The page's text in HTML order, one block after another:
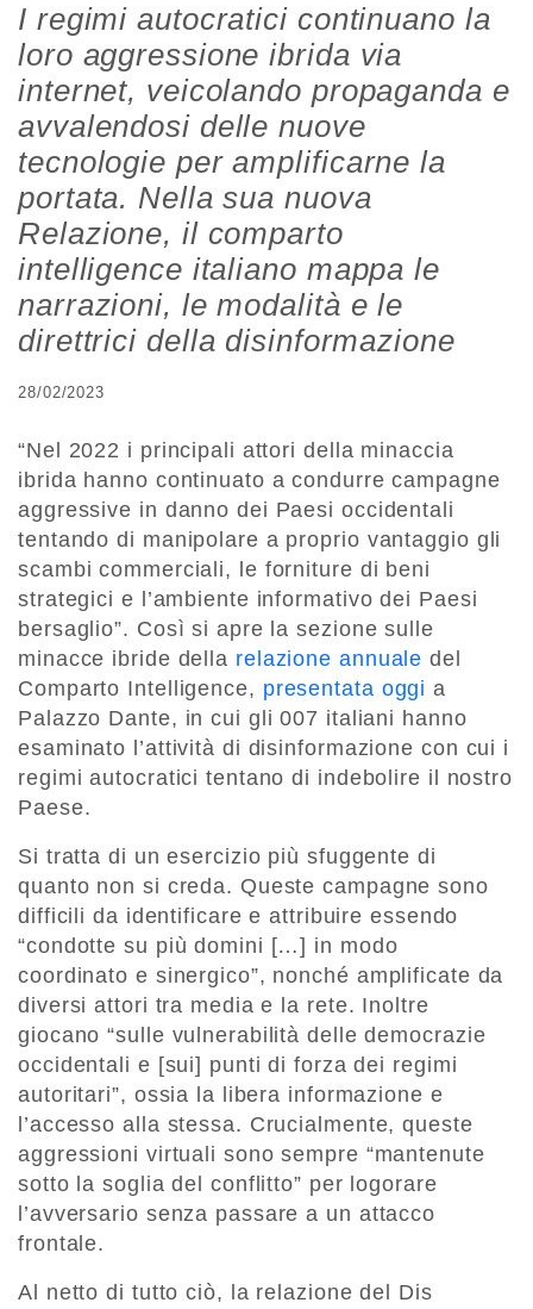
I regimi autocratici continuano la
loro aggressione ibrida via
internet, veicolando propaganda e
avvalendosi delle nuove
tecnologie per amplificarne la
portata. Nella sua nuova
Relazione, il comparto
intelligence italiano mappa le
narrazioni, le modalità e le
direttrici della disinformazione
28/02/2023
“Nel 2022 i principali attori della minaccia
ibrida hanno continuato a condurre campagne
aggressive in danno dei Paesi occidentali
tentando di manipolare a proprio vantaggio gli
scambi commerciali, le forniture di beni
strategici e l’ambiente informativo dei Paesi
bersaglio”. Così si apre la sezione sulle
minacce ibride della relazione annuale del
Comparto Intelligence, presentata oggi a
Palazzo Dante, in cui gli 007 italiani hanno
esaminato l’attività di disinformazione con cui i
regimi autocratici tentano di indebolire il nostro
Paese.
Si tratta di un esercizio più sfuggente di
quanto non si creda. Queste campagne sono
difficili da identificare e attribuire essendo
“condotte su più domini […] in modo
coordinato e sinergico”, nonché amplificate da
diversi attori tra media e la rete. Inoltre
giocano “sulle vulnerabilità delle democrazie
occidentali e [sui] punti di forza dei regimi
autoritari”, ossia la libera informazione e
l’accesso alla stessa. Crucialmente, queste
aggressioni virtuali sono sempre “mantenute
sotto la soglia del conflitto” per logorare
l’avversario senza passare a un attacco
frontale.
Al netto di tutto ciò, la relazione del Dis